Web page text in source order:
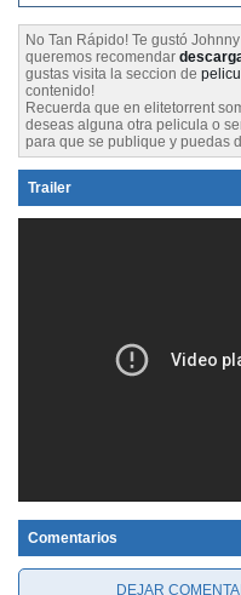
No Tan Rápido! Te gustó
queremos recomendar
gustas visita la seccion de
contenido!
Recuerda que en elitetorrent
deseas alguna otra pelicula o
para que se publique y puedas
Trailer
Comentarios
DEJAR